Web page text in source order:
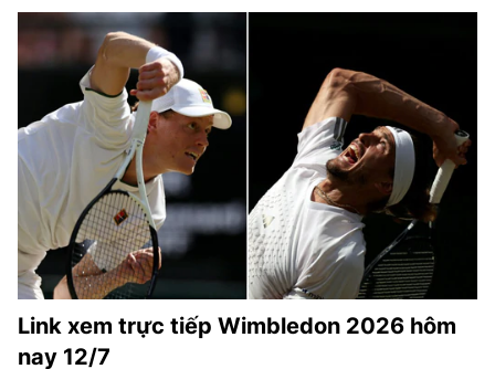
Link xem trực tiếp Wimbledon 2026 hôm
nay 12/7